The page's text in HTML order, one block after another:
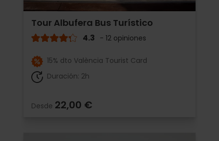
Tour Albufera Bus Turístico
4.3 - 12 opiniones
15% dto València Tourist Card
Duración: 2h
Desde 22,00 €